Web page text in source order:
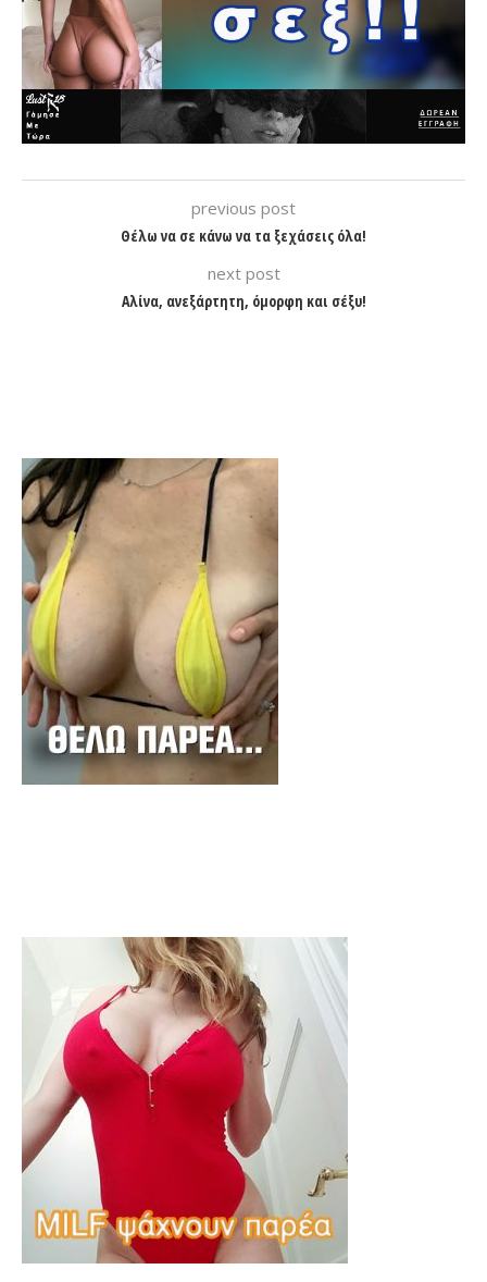
previous post
Θέλω να σε κάνω να τα ξεχάσεις όλα!
next post
Αλίνα, ανεξάρτητη, όμορφη και σέξυ!